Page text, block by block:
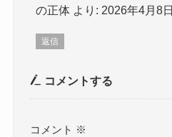
の正体 より: 2026年4月8
返信
コメントする
コメント ※